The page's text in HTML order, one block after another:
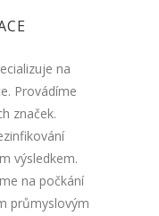
na
Provádíme
značek.
výsledkem.
na počkání
průmyslovým